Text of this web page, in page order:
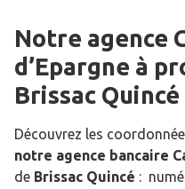
Notre agence
d’Epargne à
Brissac Quincé
Découvrez les
notre agence bancaire
de Brissac Quincé :